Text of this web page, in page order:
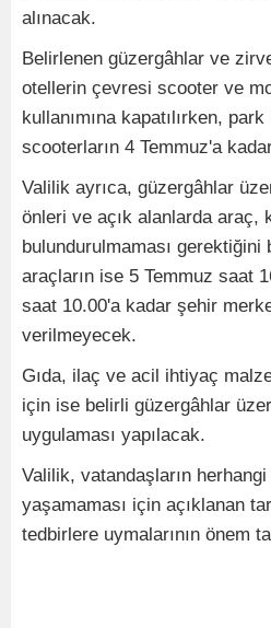
alınacak.
Belirlenen güzergâhlar ve
otellerin çevresi scooter ve
kullanımına kapatılırken,
scooterların 4 Temmuz'a
Valilik ayrıca, güzergâhlar
önleri ve açık alanlarda araç,
bulundurulmaması gerektiğini
araçların ise 5 Temmuz saat
saat 10.00'a kadar şehir
verilmeyecek.
Gıda, ilaç ve acil ihtiyaç
için ise belirli güzergâhlar
uygulaması yapılacak.
Valilik, vatandaşların
yaşamaması için açıklanan
tedbirlere uymalarının önem